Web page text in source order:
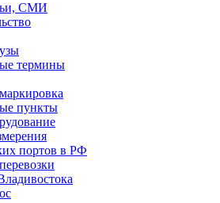
СМИ
термины
пункты
портов в РФ